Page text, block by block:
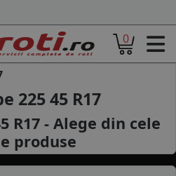
0
225 45 R17
R17 - Alege din cele
produse